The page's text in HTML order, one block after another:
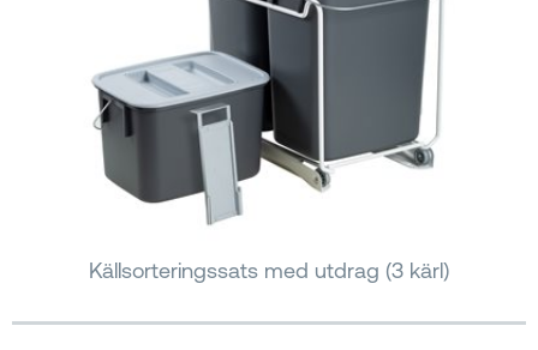
Källsorteringssats med utdrag (3 kärl)